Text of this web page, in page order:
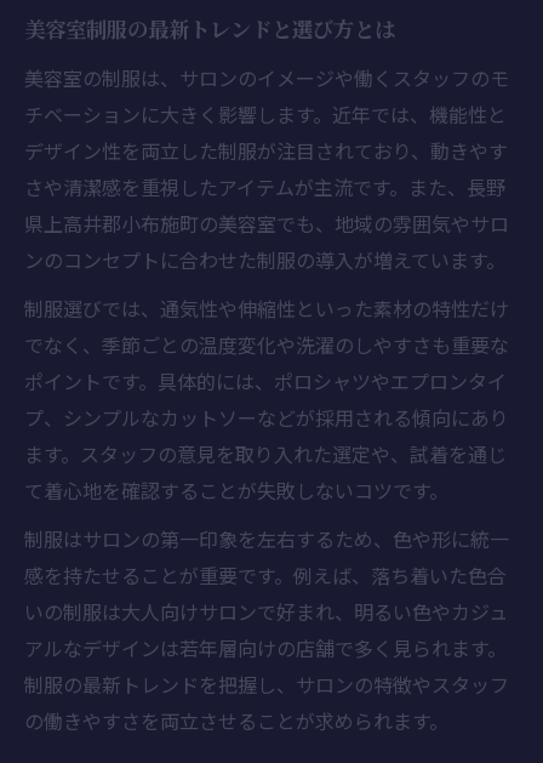
小布施町美容室の働きやすさと制服事情
美容室の制服が職場環境に与える効果
美容室スタッフの働き方と制服の関係性
制服あり美容室を探すときのポイントを解説
美容室制服の有無で選ぶ際の注意点
制服あり美容室の職場環境を比較する方法
美容室求人で制服条件を確認するポイント
美容室の制服規定をチェックするメリット
制服あり美容室の探し方とその利点
美容室勤務の満足度は制服からも分かる理由
美容室制服がスタッフ満足度に与える影響
美容室の制服がチームワークに与える効果
制服選びが美容室スタッフの定着率に関係
美容室勤務の満足度を左右する制服の特徴
地元密着の美容室で働く魅力を再発見
美容室制服が地元密着型サロンで活躍する
美容室制服の最新トレンドと選び方とは
美容室の制服は、サロンのイメージや働くスタッフのモ
チベーションに大きく影響します。近年では、機能性と
デザイン性を両立した制服が注目されており、動きやす
さや清潔感を重視したアイテムが主流です。また、長野
県上高井郡小布施町の美容室でも、地域の雰囲気やサロ
ンのコンセプトに合わせた制服の導入が増えています。
制服選びでは、通気性や伸縮性といった素材の特性だけ
でなく、季節ごとの温度変化や洗濯のしやすさも重要な
ポイントです。具体的には、ポロシャツやエプロンタイ
プ、シンプルなカットソーなどが採用される傾向にあり
ます。スタッフの意見を取り入れた選定や、試着を通じ
て着心地を確認することが失敗しないコツです。
制服はサロンの第一印象を左右するため、色や形に統一
感を持たせることが重要です。例えば、落ち着いた色合
いの制服は大人向けサロンで好まれ、明るい色やカジュ
アルなデザインは若年層向けの店舗で多く見られます。
制服の最新トレンドを把握し、サロンの特徴やスタッフ
の働きやすさを両立させることが求められます。